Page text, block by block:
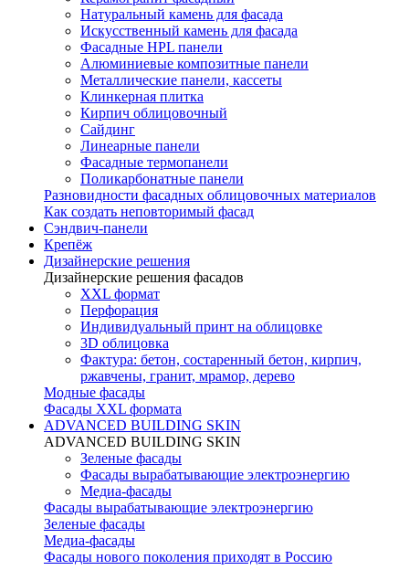
Натуральный камень для фасада
Искусственный камень для фасада
Фасадные HPL панели
Алюминиевые композитные панели
Металлические панели, кассеты
Клинкерная плитка
Кирпич облицовочный
Сайдинг
Линеарные панели
Фасадные термопанели
Поликарбонатные панели
Разновидности фасадных облицовочных материалов
Как создать неповторимый фасад
Сэндвич-панели
Крепёж
Дизайнерские решения
Дизайнерские решения фасадов
XXL формат
Перфорация
Индивидуальный принт на облицовке
3D облицовка
Фактура: бетон, состаренный бетон, кирпич,
ржавчены, гранит, мрамор, дерево
Модные фасады
Фасады XXL формата
ADVANCED BUILDING SKIN
ADVANCED BUILDING SKIN
Зеленые фасады
Фасады вырабатывающие электроэнергию
Медиа-фасады
Фасады вырабатывающие электроэнергию
Зеленые фасады
Медиа-фасады
Фасады нового поколения приходят в Россию